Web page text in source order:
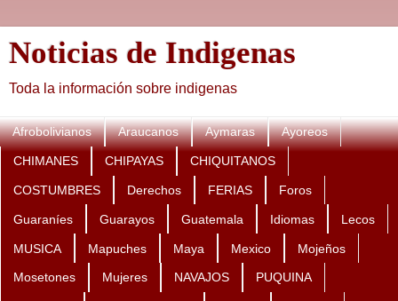
Noticias de Indigenas
Toda la información sobre indigenas
Afrobolivianos Araucanos Aymaras Ayoreos
CHIMANES CHIPAYAS CHIQUITANOS
COSTUMBRES Derechos FERIAS Foros
Guaraníes Guarayos Guatemala Idiomas Lecos
MUSICA Mapuches Maya Mexico Mojeños
Mosetones Mujeres NAVAJOS PUQUINA